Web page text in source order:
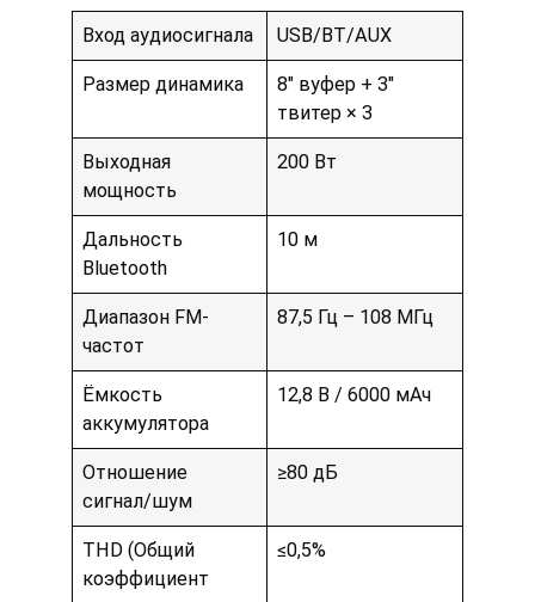
Вход аудиосигнала USB/BT/AUX
Размер динамика
8″ вуфер + 3″
твитер × 3
Выходная
мощность
200 Вт
Дальность
Bluetooth
10 м
Диапазон FM-
частот
87,5 Гц – 108 МГц
Ёмкость
аккумулятора
12,8 В / 6000 мАч
Отношение
сигнал/шум
≥80 дБ
THD (Общий
коэффициент
≤0,5%